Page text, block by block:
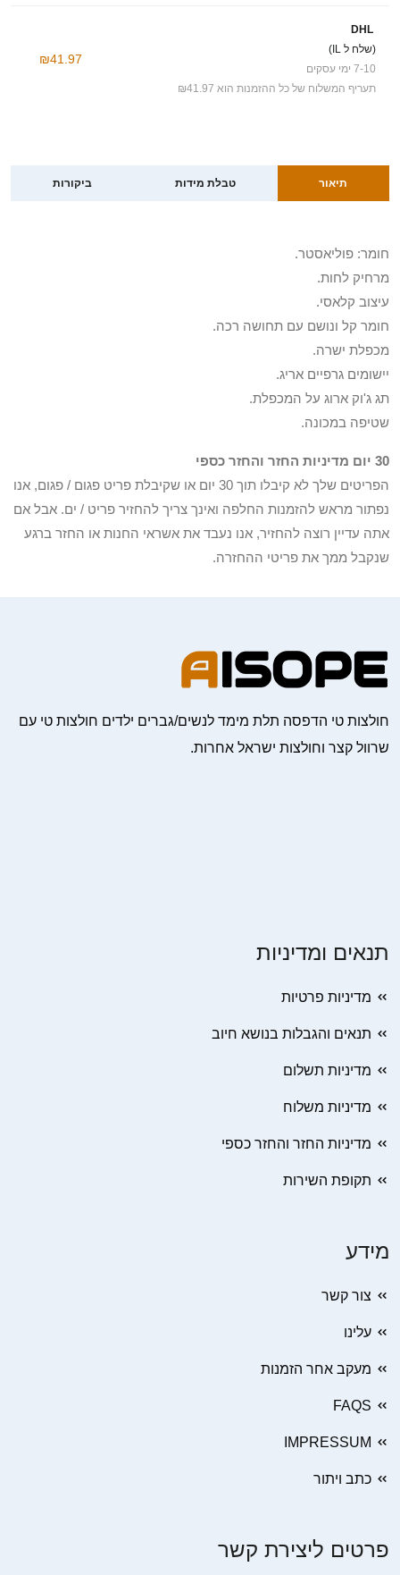
DHL
(שלח ל IL)
7-10 ימי עסקים
תעריף המשלוח של כל ההזמנות הוא ₪41.97
₪41.97
תיאור טבלת מידות ביקורות
חומר: פוליאסטר.
מרחיק לחות.
עיצוב קלאסי.
חומר קל ונושם עם תחושה רכה.
מכפלת ישרה.
יישומים גרפיים אריג.
תג ג'וק ארוג על המכפלת.
שטיפה במכונה.
30 יום מדיניות החזר והחזר כספי
הפריטים שלך לא קיבלו תוך 30 יום או שקיבלת פריט פגום / פגום, אנו
נפתור מראש להזמנות החלפה ואינך צריך להחזיר פריט / ים. אבל אם
אתה עדיין רוצה להחזיר, אנו נעבד את אשראי החנות או החזר ברגע
שנקבל ממך את פריטי ההחזרה.
חולצות טי הדפסה תלת מימד לנשים/גברים ילדים חולצות טי עם
שרוול קצר וחולצות ישראל אחרות.
תנאים ומדיניות
מדיניות פרטיות
תנאים והגבלות בנושא חיוב
מדיניות תשלום
מדיניות משלוח
מדיניות החזר והחזר כספי
תקופת השירות
מידע
צור קשר
עלינו
מעקב אחר הזמנות
FAQS
IMPRESSUM
כתב ויתור
פרטים ליצירת קשר